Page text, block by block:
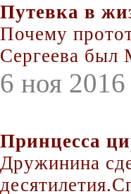
Путевка в
Почему
Сергеева был
6 ноя 2016
Принцесса
Дружинина